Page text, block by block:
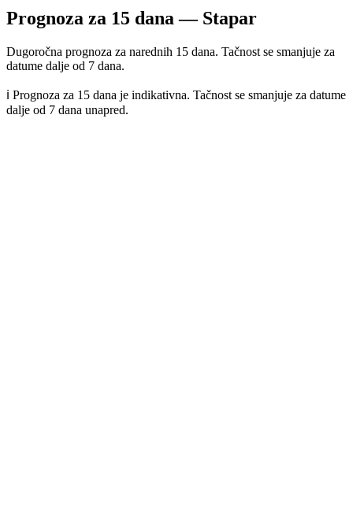
Prognoza za 15 dana — Stapar
Dugoročna prognoza za narednih 15 dana. Tačnost se smanjuje za
datume dalje od 7 dana.
ℹ️ Prognoza za 15 dana je indikativna. Tačnost se smanjuje za datume
dalje od 7 dana unapred.